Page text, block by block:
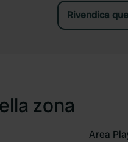
Rivendica
zona
Area